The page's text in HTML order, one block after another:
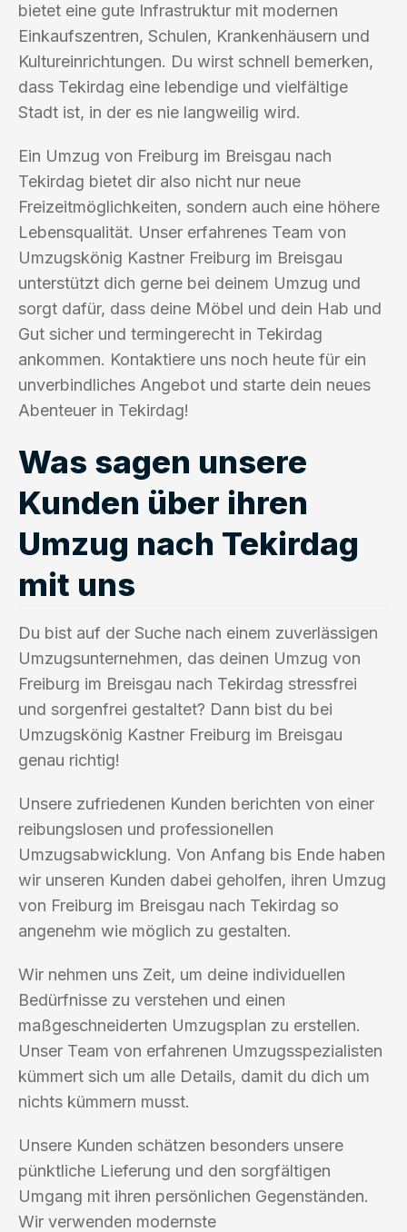
bietet eine gute Infrastruktur mit modernen
Einkaufszentren, Schulen, Krankenhäusern und
Kultureinrichtungen. Du wirst schnell bemerken,
dass Tekirdag eine lebendige und vielfältige
Stadt ist, in der es nie langweilig wird.
Ein Umzug von Freiburg im Breisgau nach
Tekirdag bietet dir also nicht nur neue
Freizeitmöglichkeiten, sondern auch eine höhere
Lebensqualität. Unser erfahrenes Team von
Umzugskönig Kastner Freiburg im Breisgau
unterstützt dich gerne bei deinem Umzug und
sorgt dafür, dass deine Möbel und dein Hab und
Gut sicher und termingerecht in Tekirdag
ankommen. Kontaktiere uns noch heute für ein
unverbindliches Angebot und starte dein neues
Abenteuer in Tekirdag!
Was sagen unsere
Kunden über ihren
Umzug nach Tekirdag
mit uns
Du bist auf der Suche nach einem zuverlässigen
Umzugsunternehmen, das deinen Umzug von
Freiburg im Breisgau nach Tekirdag stressfrei
und sorgenfrei gestaltet? Dann bist du bei
Umzugskönig Kastner Freiburg im Breisgau
genau richtig!
Unsere zufriedenen Kunden berichten von einer
reibungslosen und professionellen
Umzugsabwicklung. Von Anfang bis Ende haben
wir unseren Kunden dabei geholfen, ihren Umzug
von Freiburg im Breisgau nach Tekirdag so
angenehm wie möglich zu gestalten.
Wir nehmen uns Zeit, um deine individuellen
Bedürfnisse zu verstehen und einen
maßgeschneiderten Umzugsplan zu erstellen.
Unser Team von erfahrenen Umzugsspezialisten
kümmert sich um alle Details, damit du dich um
nichts kümmern musst.
Unsere Kunden schätzen besonders unsere
pünktliche Lieferung und den sorgfältigen
Umgang mit ihren persönlichen Gegenständen.
Wir verwenden modernste